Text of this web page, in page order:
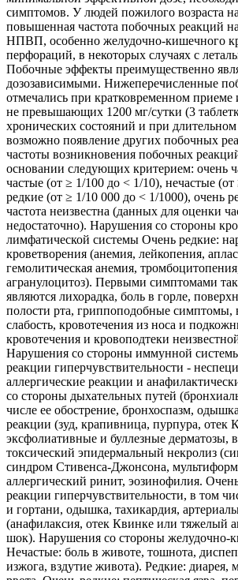
симптомов. У людей пожилого возраста
повышенная частота побочных реакций
НПВП, особенно желудочно-кишечного
перфораций, в некоторых случаях с
Побочные эффекты преимущественно
дозозависимыми. Нижеперечисленные
отмечались при кратковременном приеме
не превышающих 1200 мг/сутки (3
хронических состояний и при
возможно появление других побочных
частоты возникновения побочных
основании следующих критерием: очень
частые (от ≥ 1/100 до < 1/10), нечастые
редкие (от ≥ 1/10 000 до < 1/1000), очень
частота неизвестна (данных для оценки
недостаточно). Нарушения со стороны
лимфатической системы Очень редкие:
кроветворения (анемия, лейкопения,
гемолитическая анемия,
агранулоцитоз). Первыми симптомами
являются лихорадка, боль в горле,
полости рта, гриппоподобные симптомы,
слабость, кровотечения из носа и
кровотечения и кровоподтеки
Нарушения со стороны иммунной
реакции гиперчувствительности -
аллергические реакции и
со стороны дыхательных путей
числе ее обострение, бронхоспазм,
реакции (зуд, крапивница, пурпура, отек
эксфолиативные и буллезные дерматозы,
токсический эпидермальный некролиз
синдром Стивенса-Джонсона,
аллергический ринит, эозинофилия.
реакции гиперчувствительности, в том
и гортани, одышка, тахикардия,
(анафилаксия, отек Квинке или тяжелый
шок). Нарушения со стороны желудочно-
Нечастые: боль в животе, тошнота,
изжога, вздутие живота). Редкие: диарея,